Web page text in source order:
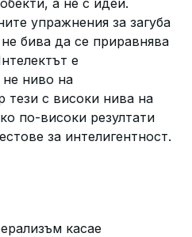
а не с идеи.
упражнения за загуба
бива да се приравнява
е
не ниво на
тези с високи нива на
по-високи резултати
за интелигентност.
касае